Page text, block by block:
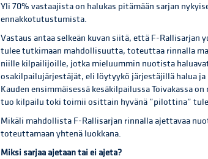
Yli 70% vastaajista on halukas pitämään sarjan
ennakkotutustumista.
Vastaus antaa selkeän kuvan siitä, että F-Rallisarjan
tulee tutkimaan mahdollisuutta, toteuttaa rinnalla
niille kilpailijoille, jotka mieluummin nuotista
osakilpailujärjestäjät, eli löytyykö järjestäjillä halua
Kauden ensimmäisessä kesäkilpailussa Toivakassa
tuo kilpailu toki toimii osittain hyvänä ”pilottina”
Mikäli mahdollista F-Rallisarjan rinnalla ajettavaa
toteuttamaan yhtenä luokkana.
Miksi sarjaa ajetaan tai ei ajeta?